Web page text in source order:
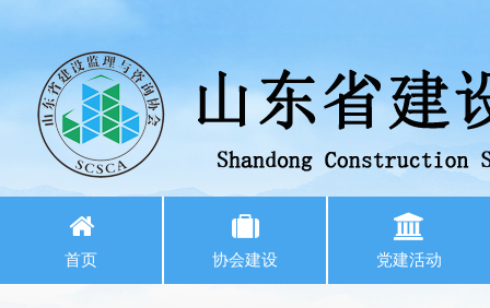
首页 协会建设 党建活动